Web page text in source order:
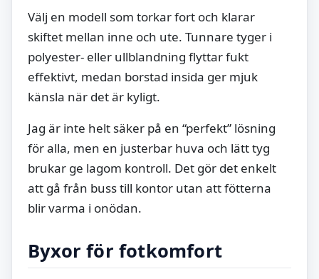
Välj en modell som torkar fort och klarar
skiftet mellan inne och ute. Tunnare tyger i
polyester- eller ullblandning flyttar fukt
effektivt, medan borstad insida ger mjuk
känsla när det är kyligt.
Jag är inte helt säker på en “perfekt” lösning
för alla, men en justerbar huva och lätt tyg
brukar ge lagom kontroll. Det gör det enkelt
att gå från buss till kontor utan att fötterna
blir varma i onödan.
Byxor för fotkomfort